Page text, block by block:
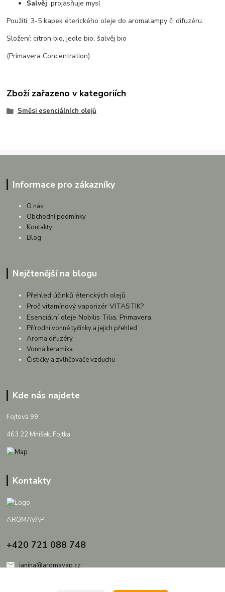
Šalvěj: projasňuje mysl
Použití: 3-5 kapek éterického oleje do aromalampy či difuzéru.
Složení: citron bio, jedle bio, šalvěj bio
(Primavera Concentration)
Zboží zařazeno v kategoriích
Směsi esenciálních olejů
Informace pro zákazníky
O nás
Obchodní podmínky
Kontakty
Blog
Nejčtenější na blogu
Přehled účinků éterických olejů
Proč vitamínový vaporizér VITASTIK?
Esenciální oleje Nobilis Tilia, Primavera
Přírodní vonné tyčinky a jejich přehled
Aroma difuzéry
Vonná keramika
Čističky a zvlhčovače vzduchu
Kde nás najdete
Fojtova 99
463 22 Mníšek, Fojtka
Kontakty
AROMAVAP
+420 721 088 748
janina@aromavap.cz